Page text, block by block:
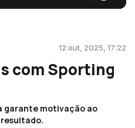
12 out, 2025, 17:22
com Sporting
garante motivação ao